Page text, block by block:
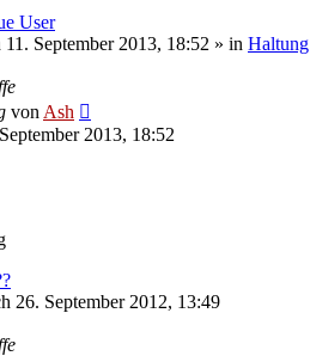
User
September 2013, 18:52 » in Haltung
von Ash
2013, 18:52
26. September 2012, 13:49